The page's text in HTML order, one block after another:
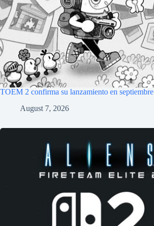
TOEM 2 confirma su lanzamiento en septiembre
August 7, 2026